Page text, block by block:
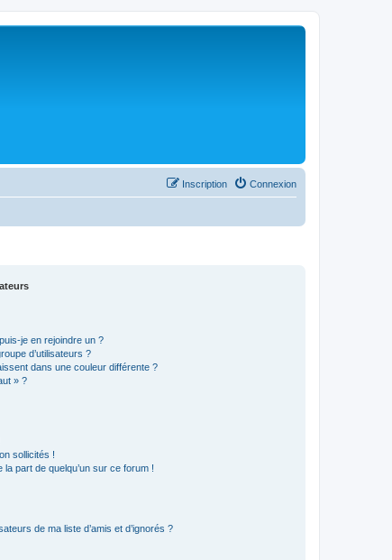
Connexion
Inscription
je en rejoindre un ?
d’utilisateurs ?
dans une couleur différente ?
» ?
sollicités !
part de quelqu’un sur ce forum !
de ma liste d’amis et d’ignorés ?